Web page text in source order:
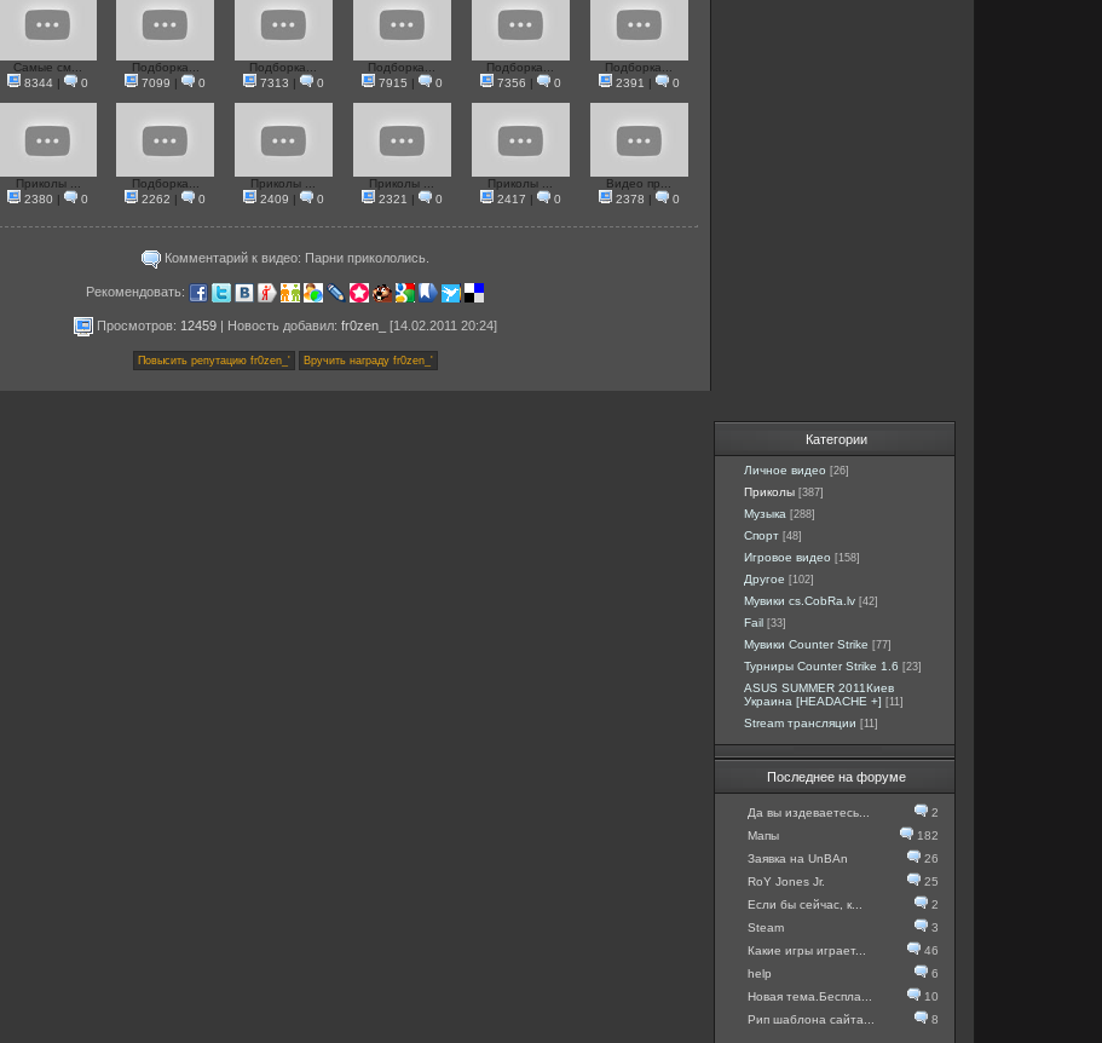
Самые см...
8344 | 0
Подборка...
7099 | 0
Подборка...
7313 | 0
Подборка...
7915 | 0
Подборка...
7356 | 0
Подборка...
2391 | 0
Приколы ...
2380 | 0
Подборка...
2262 | 0
Приколы ...
2409 | 0
Приколы ...
2321 | 0
Приколы ...
2417 | 0
Видео пр...
2378 | 0
Комментарий к видео: Парни прикололись.
Рекомендовать:
Просмотров: 12459| Новость добавил: fr0zen_ [14.02.2011 20:24]
Категории
Личное видео [26]
Приколы [387]
Музыка [288]
Спорт [48]
Игровое видео [158]
Другое [102]
Мувики cs.CobRa.lv [42]
Fail [33]
Мувики Counter Strike [77]
Турниры Counter Strike 1.6 [23]
ASUS SUMMER 2011Киев
Украина [HEADACHE +] [11]
Stream трансляции [11]
Последнее на форуме
Да вы издеваетесь...
2
Мапы
182
Заявка на UnBAn
26
RoY Jones Jr.
25
Если бы сейчас, к...
2
Steam
3
Какие игры играет...
46
help
6
Новая тема.Беспла...
10
Рип шаблона сайта...
8